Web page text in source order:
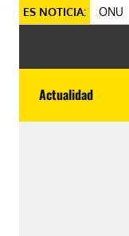
ES NOTICIA: ONU
Actualidad